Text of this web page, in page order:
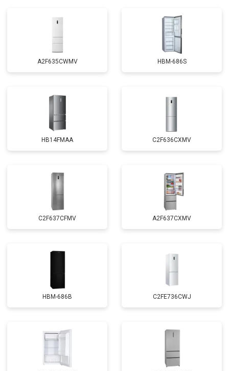
A2F635CWMV HBM-686S
HB14FMAA C2F636CXMV
C2F637CFMV A2F637CXMV
HBM-686B C2FE736CWJ